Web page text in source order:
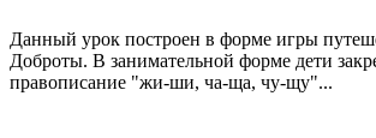
Данный урок построен в форме игры
Доброты. В занимательной форме дети
правописание "жи-ши, ча-ща, чу-щу"...